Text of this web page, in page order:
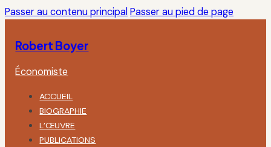
Passer au contenu principal Passer au pied de page
Robert Boyer
Économiste
ACCUEIL
BIOGRAPHIE
L’ŒUVRE
PUBLICATIONS